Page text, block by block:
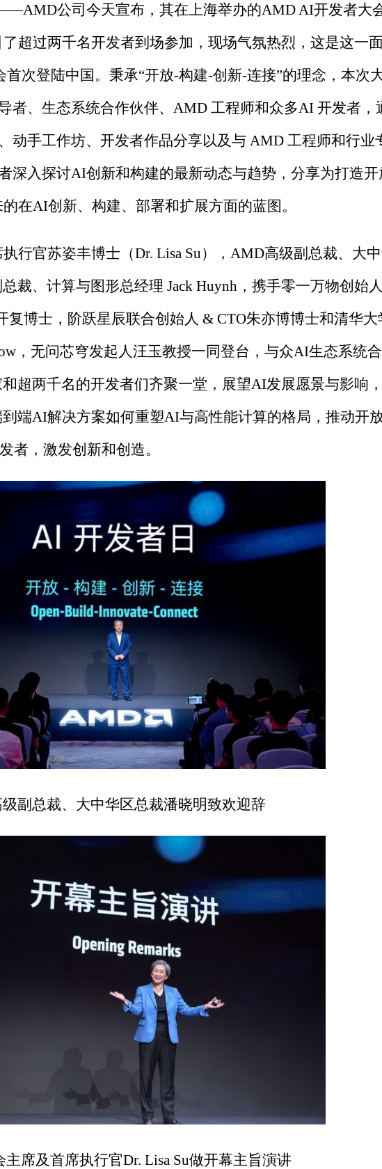
公司今天宣布，其在上海举办的AMD AI开发者大
了超过两千名开发者到场参加，现场气氛热烈，这是这一
次登陆中国。秉承“开放-构建-创新-连接”的理念，本次
者、生态系统合作伙伴、AMD 工程师和众多AI 开发者，
动手工作坊、开发者作品分享以及与 AMD 工程师和行业
深入探讨AI创新和构建的最新动态与趋势，分享为打造开
在AI创新、构建、部署和扩展方面的蓝图。
行官苏姿丰博士（Dr. Lisa Su），AMD高级副总裁、大
裁、计算与图形总经理 Jack Huynh，携手零一万物创始
复博士，阶跃星辰联合创始人 & CTO朱亦博博士和清华大
，无问芯穹发起人汪玉教授一同登台，与众AI生态系统
超两千名的开发者们齐聚一堂，展望AI发展愿景与影响
端AI解决方案如何重塑AI与高性能计算的格局，推动开
者，激发创新和创造。
副总裁、大中华区总裁潘晓明致欢迎辞
主席及首席执行官Dr. Lisa Su做开幕主旨演讲